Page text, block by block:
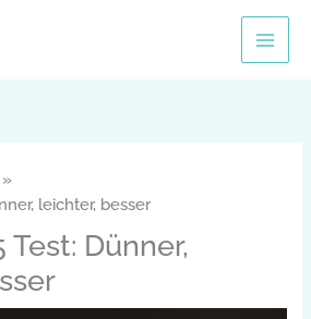
leichter, besser
Test: Dünner,